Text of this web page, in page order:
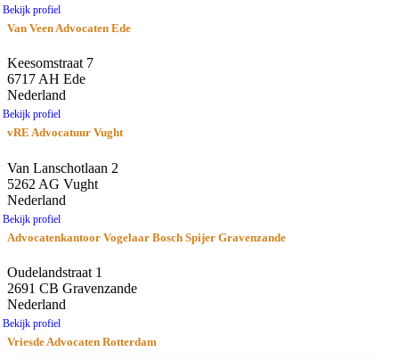
Bekijk profiel
Van Veen Advocaten Ede
Keesomstraat 7
6717 AH Ede
Nederland
Bekijk profiel
vRE Advocatuur Vught
Van Lanschotlaan 2
5262 AG Vught
Nederland
Bekijk profiel
Advocatenkantoor Vogelaar Bosch Spijer Gravenzande
Oudelandstraat 1
2691 CB Gravenzande
Nederland
Bekijk profiel
Vriesde Advocaten Rotterdam